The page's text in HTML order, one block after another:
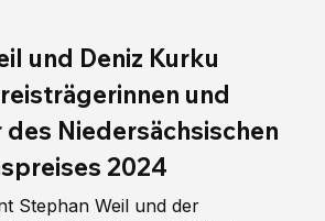
und Deniz Kurku
und
Niedersächsischen
2024
Stephan Weil und der